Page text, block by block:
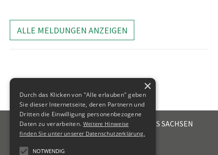
ALLE MELDUNGEN ANZEIGEN
STEUERBERATERKAMMER DES FREISTAATES SACHSEN
Emil-Fuchs-Str. 2
×
Durch das Klicken von "Alle erlauben" geben
Sie dieser Internetseite, deren Partnern und
Dritten die Einwilligung personenbezogene
Daten zu verarbeiten. Weitere Hinweise
finden Sie unter unserer Datenschutzerklärung.
NOTWENDIG